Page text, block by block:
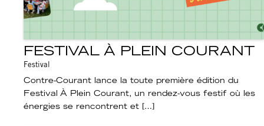
FESTIVAL À PLEIN COURANT
Festival
Contre-Courant lance la toute première édition du
Festival À Plein Courant, un rendez-vous festif où les
énergies se rencontrent et […]